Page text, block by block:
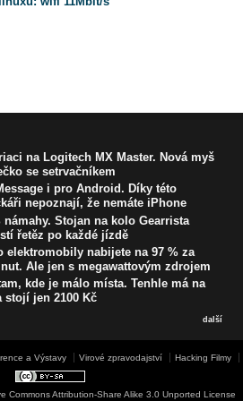
na Logitech MX Master. Nová myš
se setrvačníkem
i pro Android. Díky této
nepoznají, že nemáte iPhone
námahy. Stojan na kolo Gearrista
řetěz po každé jízdě
elektromobily nabijete na 97 % za
Ale jen s megawattovým zdrojem
kde je málo místa. Tenhle má na
stojí jen 2100 Kč
další
a Výstavy Virové zpravodajství Hacking Filmy
Commons Attribution-Share Alike 3.0 Unported License